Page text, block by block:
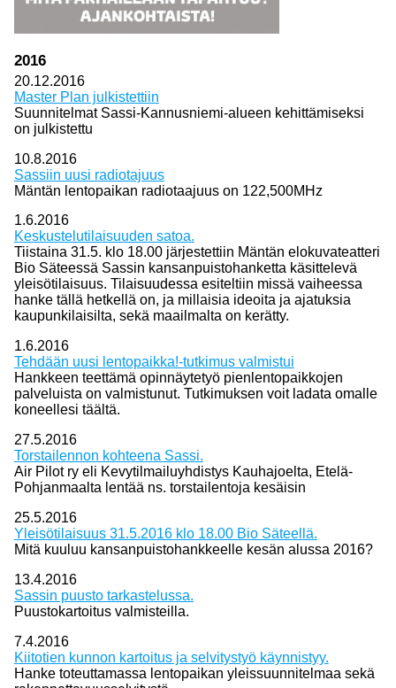
2016
20.12.2016
Master Plan julkistettiin
Suunnitelmat Sassi-Kannusniemi-alueen kehittämiseksi
on julkistettu
10.8.2016
Sassiin uusi radiotajuus
Mäntän lentopaikan radiotaajuus on 122,500MHz
1.6.2016
Keskustelutilaisuuden satoa.
Tiistaina 31.5. klo 18.00 järjestettiin Mäntän elokuvateatteri
Bio Säteessä Sassin kansanpuistohanketta käsittelevä
yleisötilaisuus. Tilaisuudessa esiteltiin missä vaiheessa
hanke tällä hetkellä on, ja millaisia ideoita ja ajatuksia
kaupunkilaisilta, sekä maailmalta on kerätty.
1.6.2016
Tehdään uusi lentopaikka!-tutkimus valmistui
Hankkeen teettämä opinnäytetyö pienlentopaikkojen
palveluista on valmistunut. Tutkimuksen voit ladata omalle
koneellesi täältä.
27.5.2016
Torstailennon kohteena Sassi.
Air Pilot ry eli Kevytilmailuyhdistys Kauhajoelta, Etelä-
Pohjanmaalta lentää ns. torstailentoja kesäisin
25.5.2016
Yleisötilaisuus 31.5.2016 klo 18.00 Bio Säteellä.
Mitä kuuluu kansanpuistohankkeelle kesän alussa 2016?
13.4.2016
Sassin puusto tarkastelussa.
Puustokartoitus valmisteilla.
7.4.2016
Kiitotien kunnon kartoitus ja selvitystyö käynnistyy.
Hanke toteuttamassa lentopaikan yleissuunnitelmaa sekä